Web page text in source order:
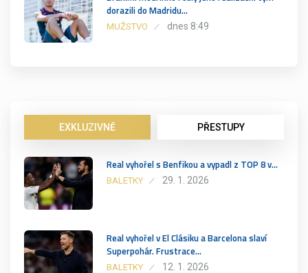
dorazili do Madridu…
MUŽSTVO dnes 8:49
EXKLUZIVNĚ PŘESTUPY
Real vyhořel s Benfikou a vypadl z TOP 8 v…
BALETKY 29. 1. 2026
Real vyhořel v El Clásiku a Barcelona slaví
Superpohár. Frustrace…
BALETKY 12. 1. 2026